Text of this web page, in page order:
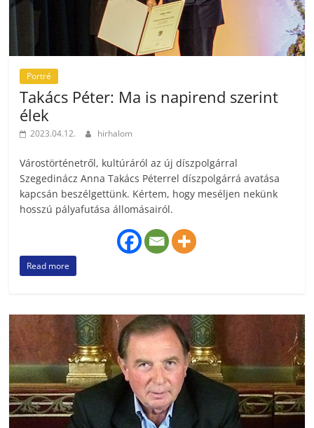
Portré
Takács Péter: Ma is napirend szerint
élek
2023.04.12. hirhalom
Várostörténetről, kultúráról az új díszpolgárral
Szegedinácz Anna Takács Péterrel díszpolgárrá avatása
kapcsán beszélgettünk. Kértem, hogy meséljen nekünk
hosszú pályafutása állomásairól.
Read more